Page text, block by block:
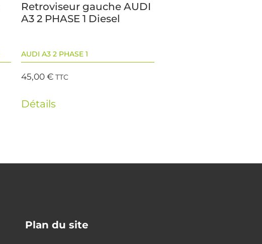
Retroviseur gauche AUDI
A3 2 PHASE 1 Diesel
AUDI A3 2 PHASE 1
45,00€ TTC
Détails
Plan du site